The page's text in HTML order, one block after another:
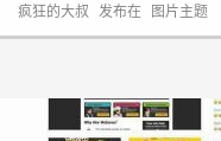
疯狂的大叔 发布在 图片主题